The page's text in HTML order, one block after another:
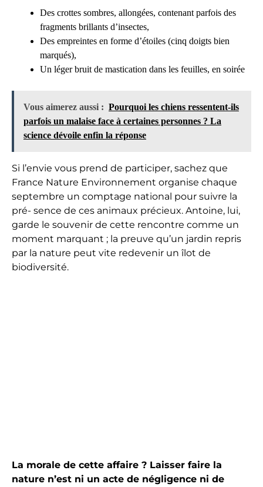
Des crottes sombres, allongées, contenant parfois des
fragments brillants d’insectes,
Des empreintes en forme d’étoiles (cinq doigts bien
marqués),
Un léger bruit de mastication dans les feuilles, en soirée
Vous aimerez aussi : Pourquoi les chiens ressentent-ils
parfois un malaise face à certaines personnes ? La
science dévoile enfin la réponse
Si l’envie vous prend de participer, sachez que
France Nature Environnement organise chaque
septembre un comptage national pour suivre la
pré- sence de ces animaux précieux. Antoine, lui,
garde le souvenir de cette rencontre comme un
moment marquant ; la preuve qu’un jardin repris
par la nature peut vite redevenir un îlot de
biodiversité.
La morale de cette affaire ? Laisser faire la
nature n’est ni un acte de négligence ni de